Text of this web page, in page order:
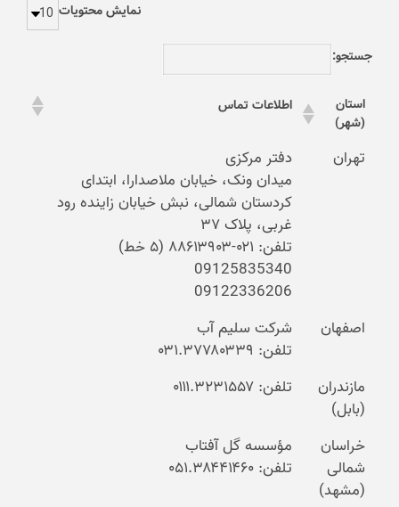
نمایش محتویات
جستجو:
استان
(شهر)
اطلاعات تماس
تهران
دفتر مرکزی
میدان ونک، خیابان ملاصدارا، ابتدای
کردستان شمالی، نبش خیابان زاینده رود
غربی، پلاک ۳۷
تلفن: ۰۲۱-۸۸۶۱۳۹۰۳ (۵ خط)
09125835340
09122336206
اصفهان
شرکت سلیم آب
تلفن: ۰۳۱.۳۷۷۸۰۳۳۹
مازندران
(بابل)
تلفن: ۰۱۱۱.۳۲۳۱۵۵۷
خراسان
شمالی
(مشهد)
مؤسسه گل آفتاب
تلفن: ۰۵۱.۳۸۴۴۱۴۶۰